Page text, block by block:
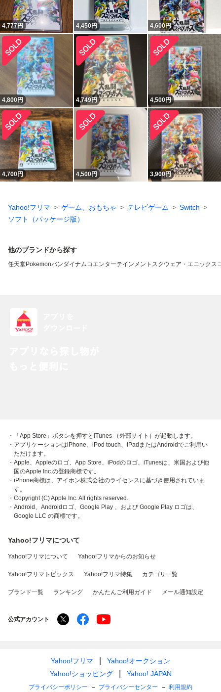
4,777円 4,450円 4,600円
4,800円 4,749円 4,500円
4,700円 4,500円 3,900円
Yahoo!フリマ ゲーム、おもちゃ テレビゲーム
Switch
ソフト（パッケージ版）
他のブランドから探す
任天堂Pokemonバンダイナムコエンターテインメント スクウェア・エニックス
・「App Store」ボタンを押すとiTunes （外部サイト）が起動します。
・アプリケーションはiPhone、iPod touch、iPadまたはAndroidでご利用い
ただけます。
・Apple、Appleのロゴ、App Store、iPodのロゴ、iTunesは、米国および他
国のApple Inc.の登録商標です。
・iPhone商標は、アイホン株式会社のライセンスに基づき使用されていま
す。
・Copyright (C) Apple Inc. All rights reserved.
・Android、Androidロゴ、Google Play 、および Google Play ロゴは、
Google LLC の商標です。
Yahoo!フリマについて
Yahoo!フリマについて Yahoo!フリマからのお知らせ
Yahoo!フリマトピックス Yahoo!フリマ特集 カテゴリ一覧
ブランド一覧 ランキング かんたんご利用ガイド メール通知設定
公式アカウント
Yahoo!フリマ
Yahoo!オークション
Yahoo!ショッピング
Yahoo! JAPAN
プライバシーポリシー プライバシーセンター 利用規約